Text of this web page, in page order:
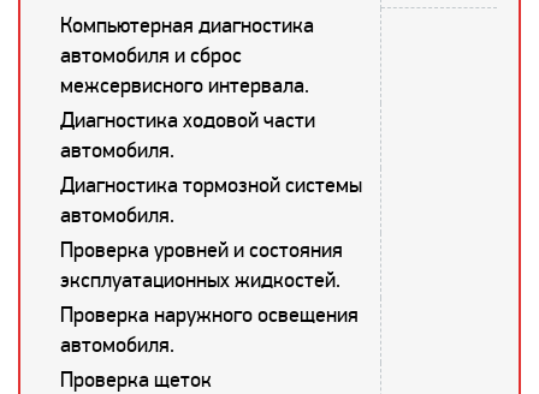
Компьютерная диагностика
автомобиля и сброс
межсервисного интервала.
Диагностика ходовой части
автомобиля.
Диагностика тормозной системы
автомобиля.
Проверка уровней и состояния
эксплуатационных жидкостей.
Проверка наружного освещения
автомобиля.
Проверка щеток